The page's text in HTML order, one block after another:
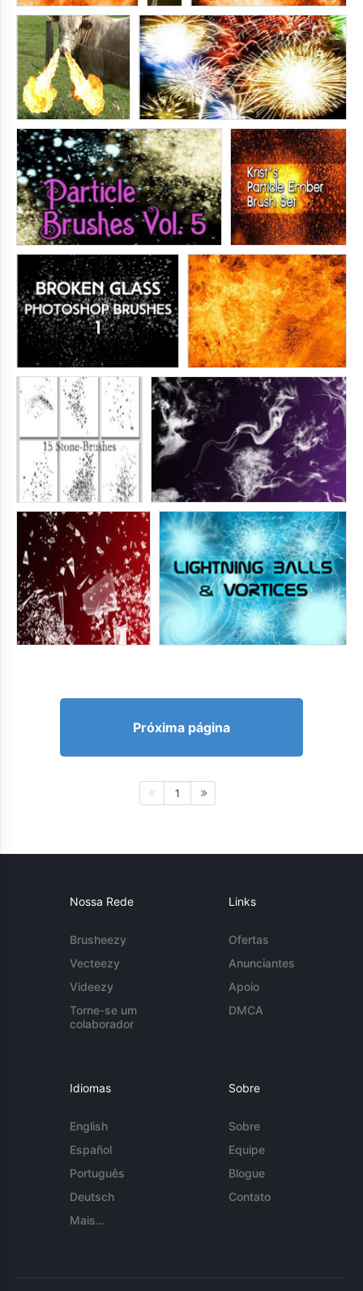
Próxima página
1
Nossa Rede
Brusheezy
Vecteezy
Videezy
Torne-se um
colaborador
Links
Ofertas
Anunciantes
Apoio
DMCA
Idiomas
English
Español
Português
Deutsch
Mais...
Sobre
Sobre
Equipe
Blogue
Contato